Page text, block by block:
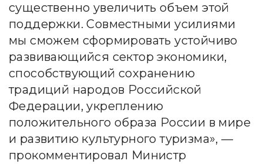
существенно увеличить объем этой
поддержки. Совместными усилиями
мы сможем сформировать устойчиво
развивающийся сектор экономики,
способствующий сохранению
традиций народов Российской
Федерации, укреплению
положительного образа России в мире
и развитию культурного туризма», —
прокомментировал Министр